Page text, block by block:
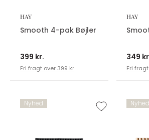
HAY
Smooth 4-pak Bøjler
399 kr.
Fri fragt over 399 kr
HAY
349
Fri
Nyhed Nyhed